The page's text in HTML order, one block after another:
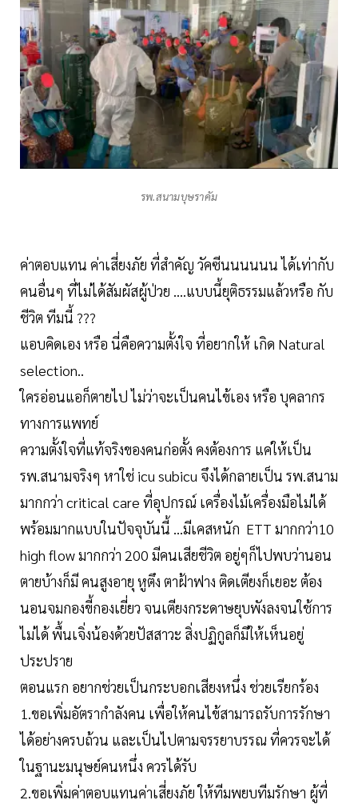
รพ.สนามบุษราคัม
ค่าตอบแทน ค่าเสี่ยงภัย ที่สำคัญ วัคซีนนนนนน ได้เท่ากับ
คนอื่นๆ ที่ไม่ได้สัมผัสผู้ป่วย ....แบบนี้ยุติธรรมแล้วหรือ กับ
ชีวิต ทีมนี้ ???
แอบคิดเอง หรือ นี่คือความตั้งใจ ที่อยากให้ เกิด Natural
selection..
ใครอ่อนแอก็ตายไป ไม่ว่าจะเป็นคนไข้เอง หรือ บุคลากร
ทางการแพทย์
ความตั้งใจที่แท้จริงของคนก่อตั้ง คงต้องการ แค่ให้เป็น
รพ.สนามจริงๆ หาใช่ icu subicu จึงได้กลายเป็น รพ.สนาม
มากกว่า critical care ที่อุปกรณ์ เครื่องไม้เครื่องมือไม่ได้
พร้อมมากแบบในปัจจุบันนี้ …มีเคสหนัก ETT มากกว่า10
high flow มากกว่า 200 มีคนเสียชีวิต อยู่ๆก็ไปพบว่านอน
ตายบ้างก็มี คนสูงอายุ หูตึง ตาฝ้าฟาง ติดเตียงก็เยอะ ต้อง
นอนจมกองขี้กองเยี่ยว จนเตียงกระดาษยุบพังลงจนใช้การ
ไม่ได้ พื้นเจิ่งน้องด้วยปัสสาวะ สิ่งปฏิกูลก็มีให้เห็นอยู่
ประปราย
ตอนแรก อยากช่วยเป็นกระบอกเสียงหนึ่ง ช่วยเรียกร้อง
1.ขอเพิ่มอัตรากำลังคน เพื่อให้คนไข้สามารถรับการรักษา
ได้อย่างครบถ้วน และเป็นไปตามจรรยาบรรณ ที่ควรจะได้
ในฐานะมนุษย์คนหนึ่ง ควรได้รับ
2.ขอเพิ่มค่าตอบแทนค่าเสี่ยงภัย ให้ทีมพยบทีมรักษา ผู้ที่